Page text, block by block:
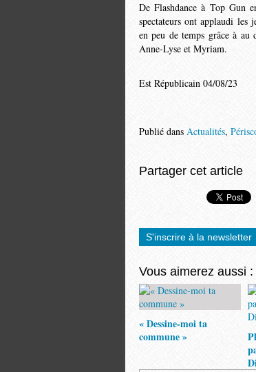
De Flashdance à Top Gun
spectateurs ont applaudi les
en peu de temps grâce à au
Anne-Lyse et Myriam.
Est Républicain 04/08/23
Publié dans Actualités,
Partager cet article
S'inscrire à la newsletter
Vous aimerez aussi :
« Dessine-moi ta
commune »